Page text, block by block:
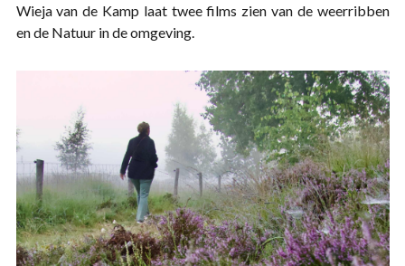
Wieja van de Kamp laat twee films zien van de weerribben
en de Natuur in de omgeving.